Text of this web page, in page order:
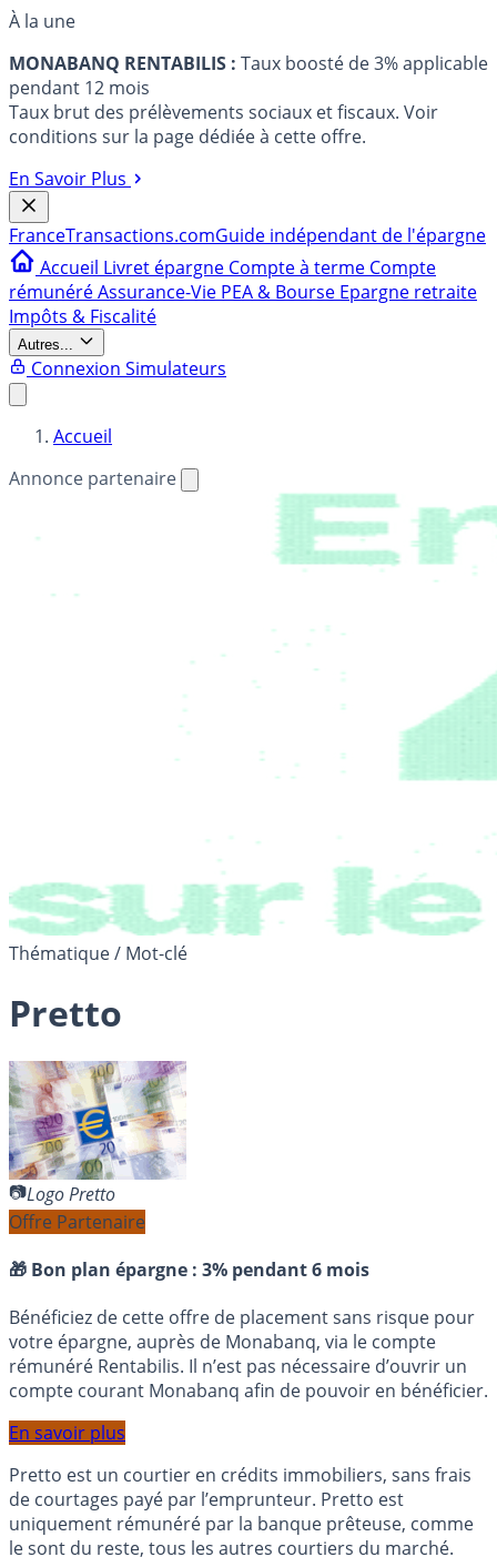
À la une
MONABANQ RENTABILIS : Taux boosté de 3% applicable
pendant 12 mois
Taux brut des prélèvements sociaux et fiscaux. Voir
conditions sur la page dédiée à cette offre.
En Savoir Plus
FranceTransactions.comGuide indépendant de l'épargne
Accueil Livret épargne Compte à terme Compte
rémunéréAssurance-Vie PEA & Bourse Epargne retraite
Impôts & Fiscalité
Autres...
Connexion Simulateurs
Accueil
Annonce partenaire
Thématique / Mot-clé
Pretto
Logo Pretto
Offre Partenaire
🎁 Bon plan épargne : 3% pendant 6 mois
Bénéficiez de cette offre de placement sans risque pour
votre épargne, auprès de Monabanq, via le compte
rémunéré Rentabilis. Il n’est pas nécessaire d’ouvrir un
compte courant Monabanq afin de pouvoir en bénéficier.
En savoir plus
Pretto est un courtier en crédits immobiliers, sans frais
de courtages payé par l’emprunteur. Pretto est
uniquement rémunéré par la banque prêteuse, comme
le sont du reste, tous les autres courtiers du marché.